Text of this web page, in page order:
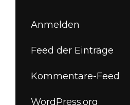
Anmelden
Feed der Einträge
Kommentare-Feed
WordPress.org